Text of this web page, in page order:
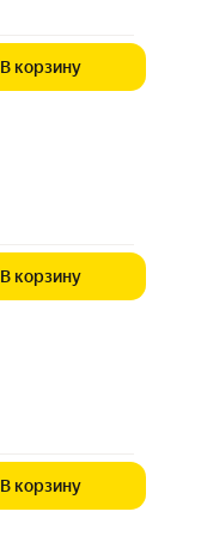
В корзину
В корзину
В корзину